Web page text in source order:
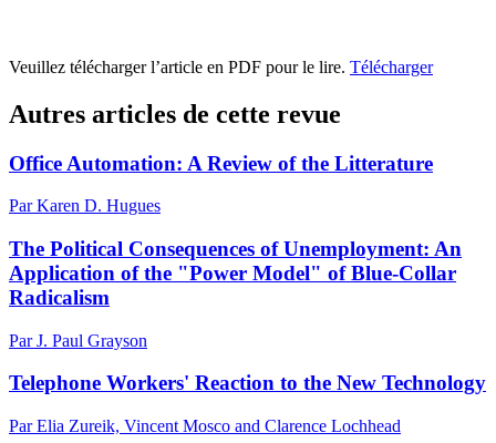
Veuillez télécharger l’article en PDF pour le lire. Télécharger
Autres articles de cette revue
Office Automation: A Review of the Litterature
Par Karen D. Hugues
The Political Consequences of Unemployment: An
Application of the "Power Model" of Blue-Collar
Radicalism
Par J. Paul Grayson
Telephone Workers' Reaction to the New Technology
Par Elia Zureik, Vincent Mosco and Clarence Lochhead